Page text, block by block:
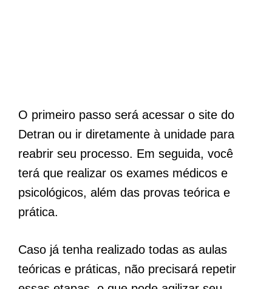
O primeiro passo será acessar o site do
Detran ou ir diretamente à unidade para
reabrir seu processo. Em seguida, você
terá que realizar os exames médicos e
psicológicos, além das provas teórica e
prática.
Caso já tenha realizado todas as aulas
teóricas e práticas, não precisará repetir